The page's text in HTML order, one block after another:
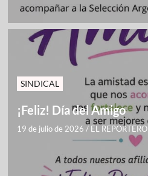
SINDICAL
¡Feliz! Día del Amigo
19 de julio de 2026 / EL REPORTERO